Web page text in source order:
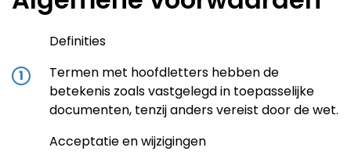
Definities
Termen met hoofdletters hebben de
betekenis zoals vastgelegd in toepasselijke
documenten, tenzij anders vereist door de wet.
Acceptatie en wijzigingen